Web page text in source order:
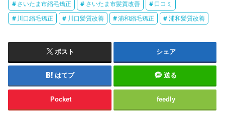
さいたま市縮毛矯正 さいたま市髪質改善 口コミ
川口縮毛矯正 川口髪質改善 浦和縮毛矯正 浦和髪質改善
ポスト シェア
はてブ 送る
Pocket feedly